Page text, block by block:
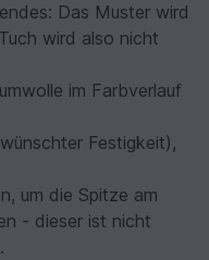
Das Muster wird
wird also nicht
im Farbverlauf
Festigkeit),
um die Spitze am
- dieser ist nicht